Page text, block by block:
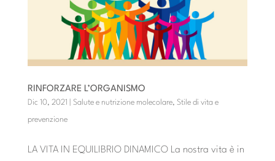
RINFORZARE L’ORGANISMO
Dic 10, 2021 Salute e nutrizione molecolare, Stile di vita e
prevenzione
LA VITA IN EQUILIBRIO DINAMICO La nostra vita è in